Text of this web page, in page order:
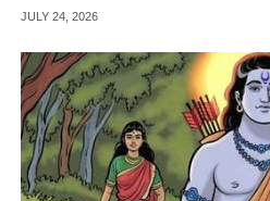
JULY 24, 2026